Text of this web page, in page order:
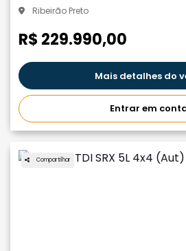
Ribeirão Preto
R$ 229.990,00
Mais detalhes do
Entrar em
Compartilhar